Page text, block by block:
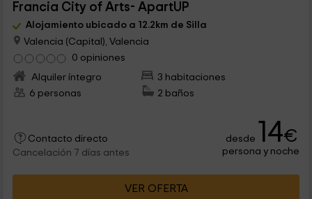
Francia City of Arts- ApartUP
Alojamiento ubicado a 12.2km de Silla
Valencia (Capital), Valencia
0 opiniones
Alquiler íntegro
3 habitaciones
6 personas
2 baños
Contacto directo
Cancelación 7 días antes
desde 14€
persona y noche
VER OFERTA